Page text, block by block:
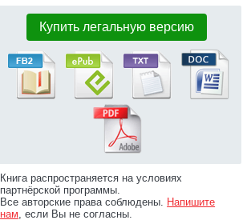
Купить легальную версию
Книга распространяется на условиях
партнёрской программы.
Все авторские права соблюдены. Напишите
нам, если Вы не согласны.